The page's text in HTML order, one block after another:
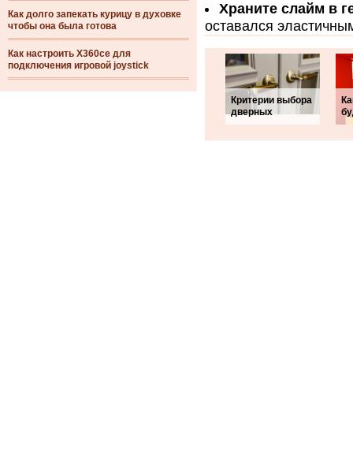
Как долго запекать курицу в духовке
чтобы она была готова
Как настроить X360ce для
подключения игровой joystick
Храните слайм в
оставался
Критерии выбора
дверных